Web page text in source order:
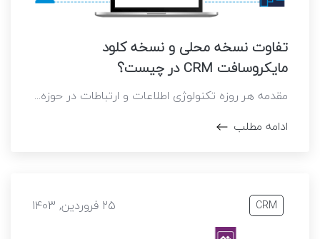
تفاوت نسخه محلی و نسخه کلود
مایکروسافت CRM در چیست؟
مقدمه هر روزه تکنولوژی اطلاعات و ارتباطات در حوزه...
ادامه مطلب
CRM 25 فروردین, 1403